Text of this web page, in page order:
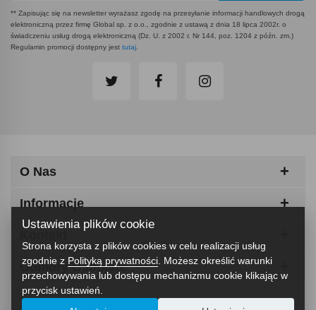
** Zapisując się na newsletter wyrażasz zgodę na przesyłanie informacji handlowych drogą
elektroniczną przez firmę Global sp. z o.o., zgodnie z ustawą z dnia 18 lipca 2002r. o
świadczeniu usług drogą elektroniczną (Dz. U. z 2002 r. Nr 144, poz. 1204 z późn. zm.)
Regulamin promocji dostępny jest tutaj
O Nas
Informacje
Odbiory Osobiste
Ustawienia plików cookie
Strona korzysta z plików cookies w celu realizacji usług
zgodnie z Polityką prywatności . Możesz określić warunki
przechowywania lub dostępu mechanizmu cookie klikając w
przycisk ustawień.